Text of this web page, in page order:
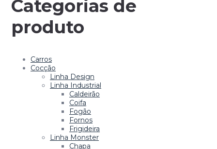
Categorias de
produto
Carros
Cocção
Linha Design
Linha Industrial
Caldeirão
Coifa
Fogão
Fornos
Frigideira
Linha Monster
Chapa